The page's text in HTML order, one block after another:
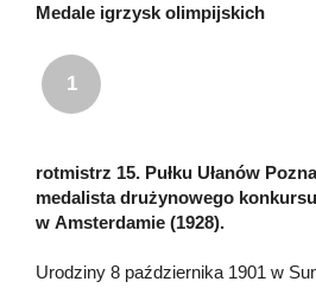
Medale igrzysk olimpijskich
1
rotmistrz 15. Pułku Ułanów
medalista drużynowego
w Amsterdamie (1928).
Urodziny 8 października 1901 w